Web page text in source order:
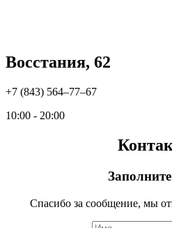
Восстания, 62
+7 (843) 564‒77‒67
10:00 - 20:00
Спасибо за сообщение, мы